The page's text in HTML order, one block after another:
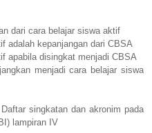
dari cara belajar siswa aktif
adalah kepanjangan dari CBSA
apabila disingkat menjadi CBSA
menjadi cara belajar siswa
singkatan dan akronim pada
lampiran IV